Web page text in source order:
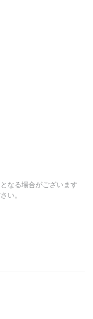
なる場合がございます
い。